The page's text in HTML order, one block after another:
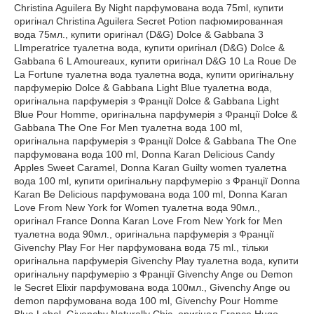
Christina Aguilera By Night парфумована вода 75ml, купити
оригінал Christina Aguilera Secret Potion пафюмированная
вода 75мл., купити оригінал (D&G) Dolce & Gabbana 3
LImperatrice туалетна вода, купити оригінал (D&G) Dolce &
Gabbana 6 L Amoureaux, купити оригінал D&G 10 La Roue De
La Fortune туалетна вода туалетна вода, купити оригінальну
парфумерію Dolce & Gabbana Light Blue туалетна вода,
оригінальна парфумерія з Франції Dolce & Gabbana Light
Blue Pour Homme, оригінальна парфумерія з Франції Dolce &
Gabbana The One For Men туалетна вода 100 ml,
оригінальна парфумерія з Франції Dolce & Gabbana The One
парфумована вода 100 ml, Donna Karan Delicious Candy
Apples Sweet Caramel, Donna Karan Guilty women туалетна
вода 100 ml, купити оригінальну парфумерію з Франції Donna
Karan Be Delicious парфумована вода 100 ml, Donna Karan
Love From New York for Women туалетна вода 90мл.,
оригінал France Donna Karan Love From New York for Men
туалетна вода 90мл., оригінальна парфумерія з Франції
Givenchy Play For Her парфумована вода 75 ml., тільки
оригінальна парфумерія Givenchy Play туалетна вода, купити
оригінальну парфумерію з Франції Givenchy Ange ou Demon
le Secret Elixir парфумована вода 100мл., Givenchy Ange ou
demon парфумована вода 100 ml, Givenchy Pour Homme